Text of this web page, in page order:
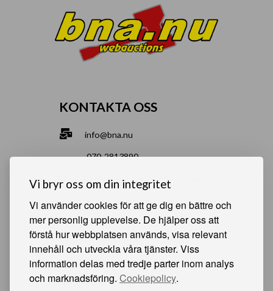
Vi bryr oss om din integritet
Vi använder cookies för att ge dig en bättre och
mer personlig upplevelse. De hjälper oss att
förstå hur webbplatsen används, visa relevant
innehåll och utveckla våra tjänster. Viss
information delas med tredje parter inom analys
och marknadsföring. Cookiepolicy.
KONTAKTA OSS
info@bna.nu
070-2813890
Norrgårdsgatan 9a, 686 35 Sunne
Bjälverud 540, 68693 Sunne
HJÄLPSAMMA SIDOR
Något du vill sälja?
Att köpa från oss